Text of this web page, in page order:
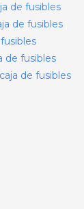
de fusibles
de fusibles
de fusibles
de fusibles